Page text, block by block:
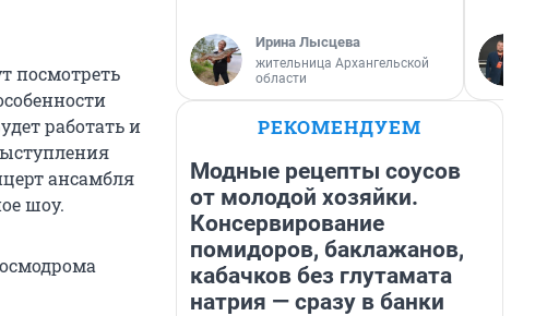
посмотреть
работать и
ансамбля
шоу.
Ирина Лысцева
жительница Архангельской
области
РЕКОМЕНДУЕМ
Модные рецепты соусов
от молодой хозяйки.
Консервирование
помидоров, баклажанов,
кабачков без глутамата
натрия — сразу в банки